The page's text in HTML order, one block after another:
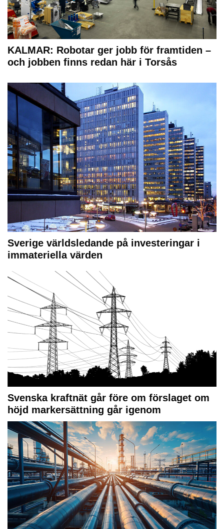
KALMAR: Robotar ger jobb för framtiden –
och jobben finns redan här i Torsås
Sverige världsledande på investeringar i
immateriella värden
Svenska kraftnät går före om förslaget om
höjd markersättning går igenom